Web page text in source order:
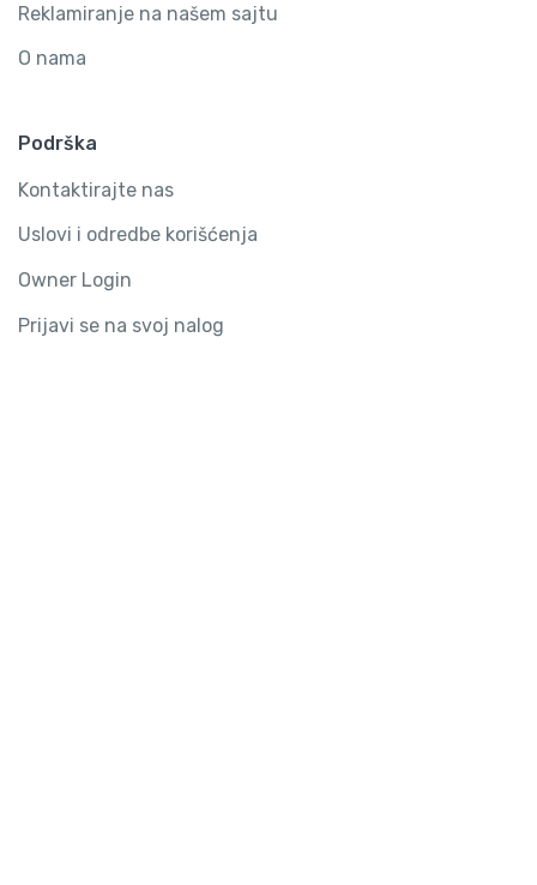
Reklamiranje na našem sajtu
O nama
Podrška
Kontaktirajte nas
Uslovi i odredbe korišćenja
Owner Login
Prijavi se na svoj nalog